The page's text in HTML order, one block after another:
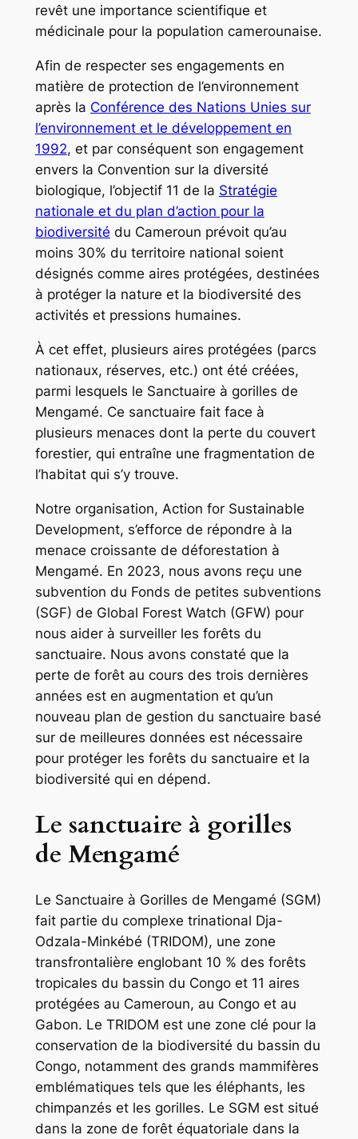
revêt une importance scientifique et
médicinale pour la population camerounaise.
Afin de respecter ses engagements en
matière de protection de l’environnement
après la Conférence des Nations Unies sur
l’environnement et le développement en
1992, et par conséquent son engagement
envers la Convention sur la diversité
biologique, l’objectif 11 de la Stratégie
nationale et du plan d’action pour la
biodiversité du Cameroun prévoit qu’au
moins 30% du territoire national soient
désignés comme aires protégées, destinées
à protéger la nature et la biodiversité des
activités et pressions humaines.
À cet effet, plusieurs aires protégées (parcs
nationaux, réserves, etc.) ont été créées,
parmi lesquels le Sanctuaire à gorilles de
Mengamé. Ce sanctuaire fait face à
plusieurs menaces dont la perte du couvert
forestier, qui entraîne une fragmentation de
l’habitat qui s’y trouve.
Notre organisation, Action for Sustainable
Development, s’efforce de répondre à la
menace croissante de déforestation à
Mengamé. En 2023, nous avons reçu une
subvention du Fonds de petites subventions
(SGF) de Global Forest Watch (GFW) pour
nous aider à surveiller les forêts du
sanctuaire. Nous avons constaté que la
perte de forêt au cours des trois dernières
années est en augmentation et qu’un
nouveau plan de gestion du sanctuaire basé
sur de meilleures données est nécessaire
pour protéger les forêts du sanctuaire et la
biodiversité qui en dépend.
Le sanctuaire à gorilles
de Mengamé
Le Sanctuaire à Gorilles de Mengamé (SGM)
fait partie du complexe trinational Dja-
Odzala-Minkébé (TRIDOM), une zone
transfrontalière englobant 10 % des forêts
tropicales du bassin du Congo et 11 aires
protégées au Cameroun, au Congo et au
Gabon. Le TRIDOM est une zone clé pour la
conservation de la biodiversité du bassin du
Congo, notamment des grands mammifères
emblématiques tels que les éléphants, les
chimpanzés et les gorilles. Le SGM est situé
dans la zone de forêt équatoriale dans la